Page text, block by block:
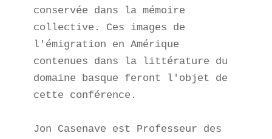
conservée dans la mémoire
collective. Ces images de
l'émigration en Amérique
contenues dans la littérature du
domaine basque feront l'objet de
cette conférence.
Jon Casenave est Professeur des